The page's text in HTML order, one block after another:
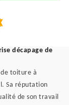
décapage de
de toiture à
Sa réputation
de son travail